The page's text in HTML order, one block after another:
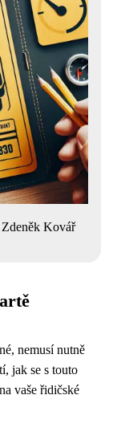
Zdeněk Kovář
nemusí nutně
jak se s touto
vaše řidičské